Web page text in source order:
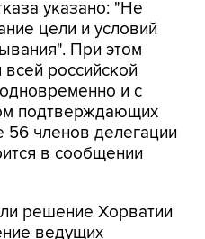
При этом
российской
и с
подтверждающих
членов делегации
в сообщении
решение Хорватии
возможности